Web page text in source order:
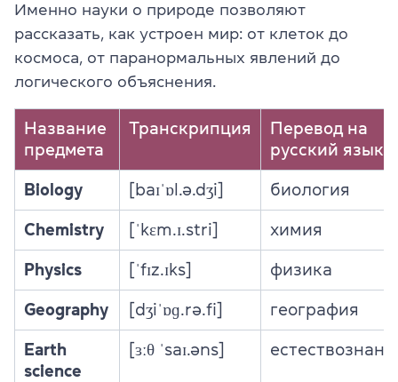
Именно науки о природе позволяют
рассказать, как устроен мир: от клеток до
космоса, от паранормальных явлений до
логического объяснения.
Название
предмета
Транскрипция
Перевод на
русский язык
Biology [baɪˈɒl.ə.dʒi] биология
Chemistry [ˈkɛm.ɪ.stri] химия
Physics [ˈfɪz.ɪks] физика
Geography [dʒiˈɒɡ.rə.fi] география
Earth
science
[ɜːθ ˈsaɪ.əns]